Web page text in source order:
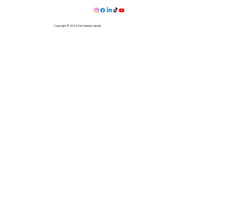
Copyright © 2024 Tüm hakları saklıdır.